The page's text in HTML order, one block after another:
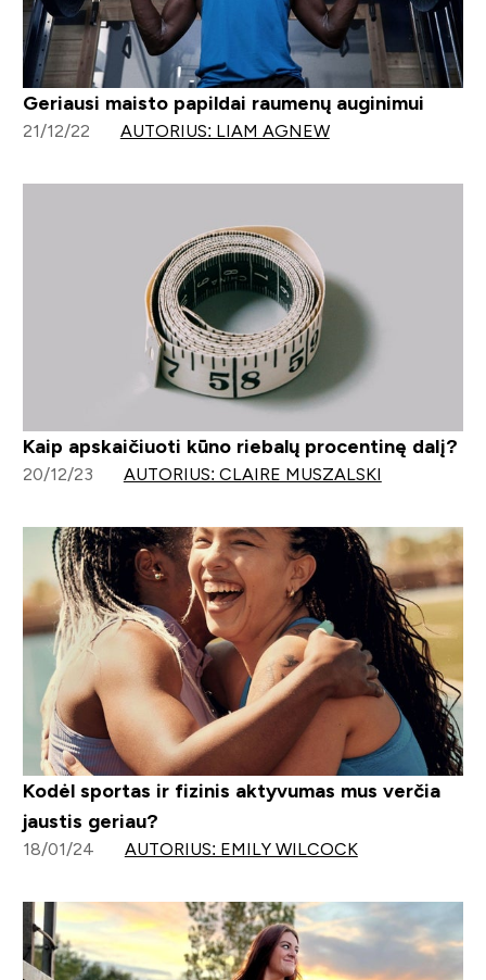
Geriausi maisto papildai raumenų auginimui
21/12/22 AUTORIUS: LIAM AGNEW
Kaip apskaičiuoti kūno riebalų procentinę dalį?
20/12/23 AUTORIUS: CLAIRE MUSZALSKI
Kodėl sportas ir fizinis aktyvumas mus verčia
jaustis geriau?
18/01/24 AUTORIUS: EMILY WILCOCK